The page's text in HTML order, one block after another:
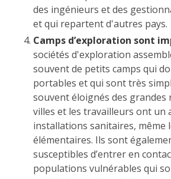
des ingénieurs et des
et qui repartent d'autres pays.
Camps d’exploration sont
sociétés d'exploration
souvent de petits camps qui
portables et qui sont très
souvent éloignés des grandes
villes et les travailleurs ont un
installations sanitaires, même
élémentaires. Ils sont
susceptibles d’entrer en
populations vulnérables qui